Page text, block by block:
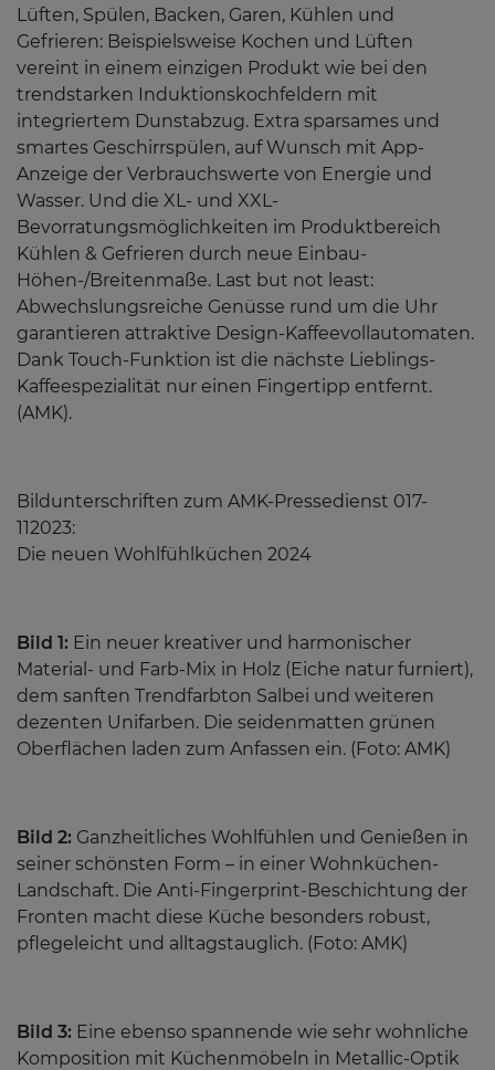
Lüften, Spülen, Backen, Garen, Kühlen und
Gefrieren: Beispielsweise Kochen und Lüften
vereint in einem einzigen Produkt wie bei den
trendstarken Induktionskochfeldern mit
integriertem Dunstabzug. Extra sparsames und
smartes Geschirrspülen, auf Wunsch mit App-
Anzeige der Verbrauchswerte von Energie und
Wasser. Und die XL- und XXL-
Bevorratungsmöglichkeiten im Produktbereich
Kühlen & Gefrieren durch neue Einbau-
Höhen-/Breitenmaße. Last but not least:
Abwechslungsreiche Genüsse rund um die Uhr
garantieren attraktive Design-Kaffeevollautomaten.
Dank Touch-Funktion ist die nächste Lieblings-
Kaffeespezialität nur einen Fingertipp entfernt.
(AMK).
Bildunterschriften zum AMK-Pressedienst 017-
112023:
Die neuen Wohlfühlküchen 2024
Bild 1: Ein neuer kreativer und harmonischer
Material- und Farb-Mix in Holz (Eiche natur furniert),
dem sanften Trendfarbton Salbei und weiteren
dezenten Unifarben. Die seidenmatten grünen
Oberflächen laden zum Anfassen ein. (Foto: AMK)
Bild 2: Ganzheitliches Wohlfühlen und Genießen in
seiner schönsten Form – in einer Wohnküchen-
Landschaft. Die Anti-Fingerprint-Beschichtung der
Fronten macht diese Küche besonders robust,
pflegeleicht und alltagstauglich. (Foto: AMK)
Bild 3: Eine ebenso spannende wie sehr wohnliche
Komposition mit Küchenmöbeln in Metallic-Optik